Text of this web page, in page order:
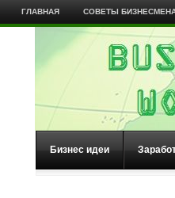
ГЛАВНАЯ СОВЕТЫ
Бизнес идеи